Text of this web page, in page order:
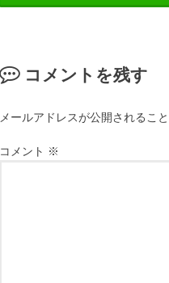
コメントを残す
メールアドレスが公開されるこ
コメント ※